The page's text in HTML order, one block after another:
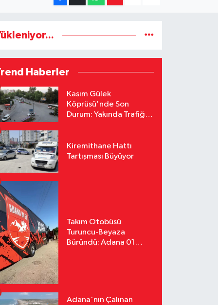
Haberler
Kasım Gülek
Köprüsü'nde Son
Durum: Yakında Trafiğe
Kiremithane Hattı
Tartışması Büyüyor
Takım Otobüsü
Turuncu-Beyaza
Büründü: Adana 01
Adana'nın Çalınan